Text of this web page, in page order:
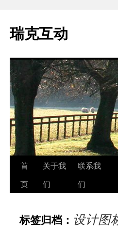
瑞克互动
跳
至
文
首
页
关于我
们
联系我
们
标签归档： 设计图